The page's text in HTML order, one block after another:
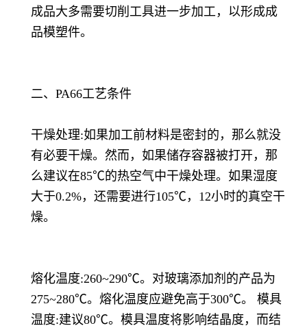
成品大多需要切削工具进一步加工，以形成成
品模塑件。
二、PA66工艺条件
干燥处理:如果加工前材料是密封的，那么就没
有必要干燥。然而，如果储存容器被打开，那
么建议在85℃的热空气中干燥处理。如果湿度
大于0.2%，还需要进行105℃，12小时的真空干
燥。
熔化温度:260~290℃。对玻璃添加剂的产品为
275~280℃。熔化温度应避免高于300℃。 模具
温度:建议80℃。模具温度将影响结晶度，而结